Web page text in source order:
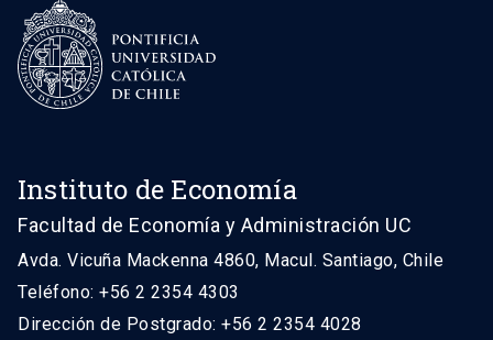
Instituto de Economía
Facultad de Economía y Administración UC
Avda. Vicuña Mackenna 4860, Macul. Santiago, Chile
Teléfono: +56 2 2354 4303
Dirección de Postgrado: +56 2 2354 4028